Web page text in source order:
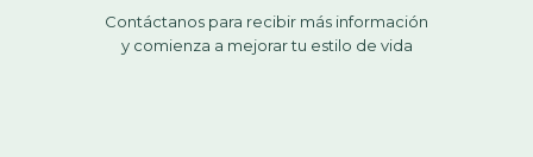
Contáctanos para recibir más información
y comienza a mejorar tu estilo de vida